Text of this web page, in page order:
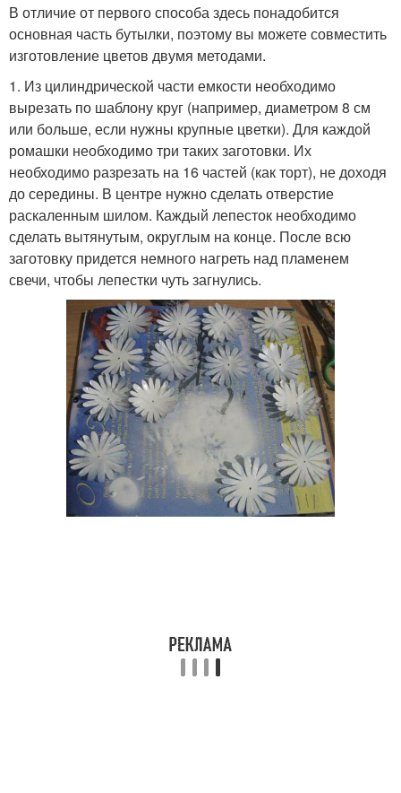
В отличие от первого способа здесь понадобится
основная часть бутылки, поэтому вы можете совместить
изготовление цветов двумя методами.
1. Из цилиндрической части емкости необходимо
вырезать по шаблону круг (например, диаметром 8 см
или больше, если нужны крупные цветки). Для каждой
ромашки необходимо три таких заготовки. Их
необходимо разрезать на 16 частей (как торт), не доходя
до середины. В центре нужно сделать отверстие
раскаленным шилом. Каждый лепесток необходимо
сделать вытянутым, округлым на конце. После всю
заготовку придется немного нагреть над пламенем
свечи, чтобы лепестки чуть загнулись.